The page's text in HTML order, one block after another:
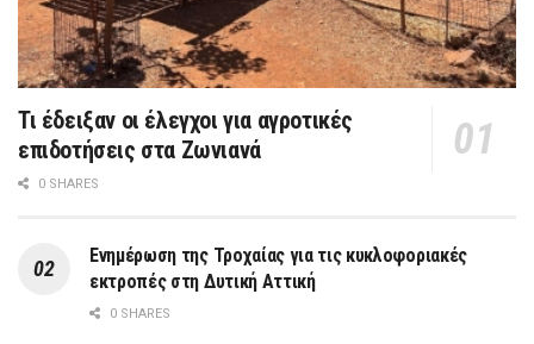
Τι έδειξαν οι έλεγχοι για αγροτικές
επιδοτήσεις στα Ζωνιανά
0 SHARES
Ενημέρωση της Τροχαίας για τις κυκλοφοριακές
εκτροπές στη Δυτική Αττική
0 SHARES